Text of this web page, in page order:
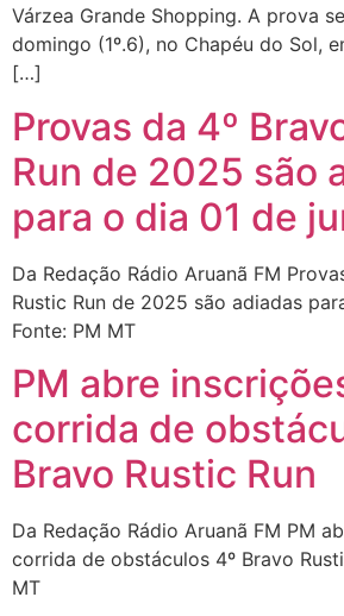
Várzea Grande Shopping. A prova
domingo (1º.6), no Chapéu do Sol,
[…]
Provas da 4º
Run de 2025 são
para o dia 01 de
Da Redação Rádio Aruanã FM
Rustic Run de 2025 são adiadas
Fonte: PM MT
PM abre
corrida de
Bravo Rustic Run
Da Redação Rádio Aruanã FM PM
corrida de obstáculos 4º Bravo
MT